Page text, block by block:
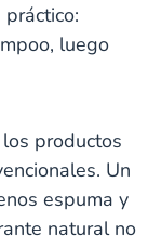
luego
productos
Un
espuma y
natural no